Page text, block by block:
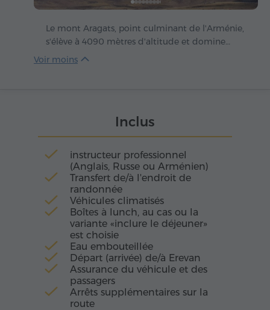
Le mont Aragats, point culminant de l'Arménie,
s'élève à 4090 mètres d'altitude et domine
majestueusement le Haut-Plateau arménien.
m et le sud 3888 m.Inclus
instructeur professionnel
(Anglais, Russe ou Arménien)
Transfert de/à l'endroit de
randonnée
Véhicules climatisés
Boîtes à lunch, au cas ou la
variante «inclure le déjeuner»
est choisie
Eau embouteillée
Départ (arrivée) de/à Erevan
Assurance du véhicule et des
passagers
Arrêts supplémentaires sur la
route